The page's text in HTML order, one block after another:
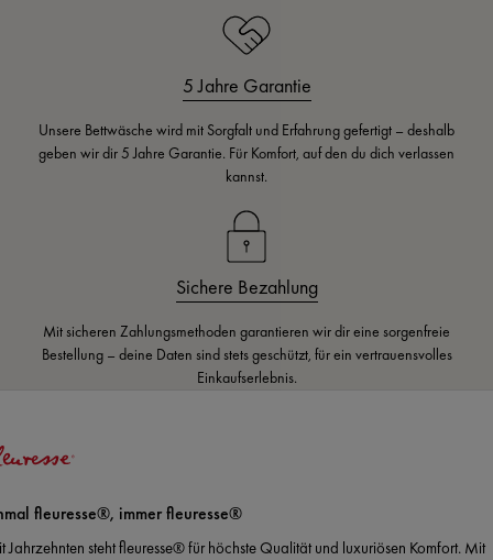
5 Jahre Garantie
Unsere Bettwäsche wird mit Sorgfalt und Erfahrung gefertigt – deshalb
geben wir dir 5 Jahre Garantie. Für Komfort, auf den du dich verlassen
kannst.
Sichere Bezahlung
Mit sicheren Zahlungsmethoden garantieren wir dir eine sorgenfreie
Bestellung – deine Daten sind stets geschützt, für ein vertrauensvolles
Einkaufserlebnis.
fleuresse®, immer fleuresse®
Jahrzehnten steht fleuresse® für höchste Qualität und luxuriösen Komfort. Mit